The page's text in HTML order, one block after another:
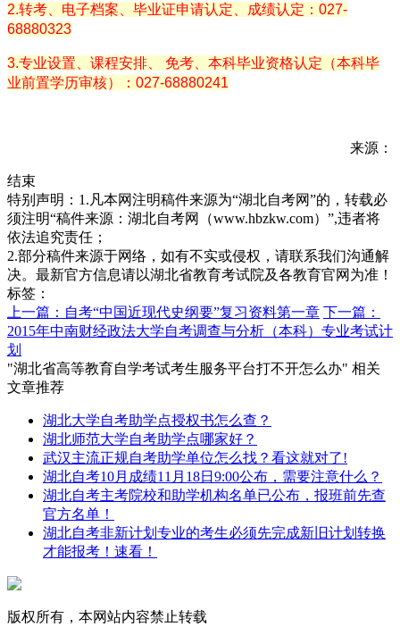
2.转考、电子档案、毕业证申请认定、成绩认定：027-
68880323
3.专业设置、课程安排、 免考、本科毕业资格认定（本科毕
业前置学历审核）：027-68880241
来源：
结束
特别声明：1.凡本网注明稿件来源为“湖北自考网”的，转载必
须注明“稿件来源：湖北自考网（www.hbzkw.com）”,违者将
依法追究责任；
2.部分稿件来源于网络，如有不实或侵权，请联系我们沟通解
决。最新官方信息请以湖北省教育考试院及各教育官网为准！
标签：
上一篇：自考“中国近现代史纲要”复习资料第一章 下一篇：
2015年中南财经政法大学自考调查与分析（本科）专业考试计
划
"湖北省高等教育自学考试考生服务平台打不开怎么办" 相关
文章推荐
湖北大学自考助学点授权书怎么查？
湖北师范大学自考助学点哪家好？
武汉主流正规自考助学单位怎么找？看这就对了!
湖北自考10月成绩11月18日9:00公布，需要注意什么？
湖北自考主考院校和助学机构名单已公布，报班前先查
官方名单！
湖北自考非新计划专业的考生必须先完成新旧计划转换
才能报考！速看！
版权所有，本网站内容禁止转载